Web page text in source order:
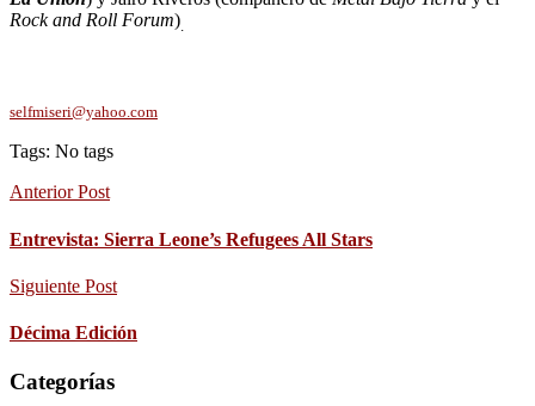
Rock and Roll Forum).
selfmiseri@yahoo.com
Tags: No tags
Anterior Post
Entrevista: Sierra Leone’s Refugees All Stars
Siguiente Post
Décima Edición
Categorías